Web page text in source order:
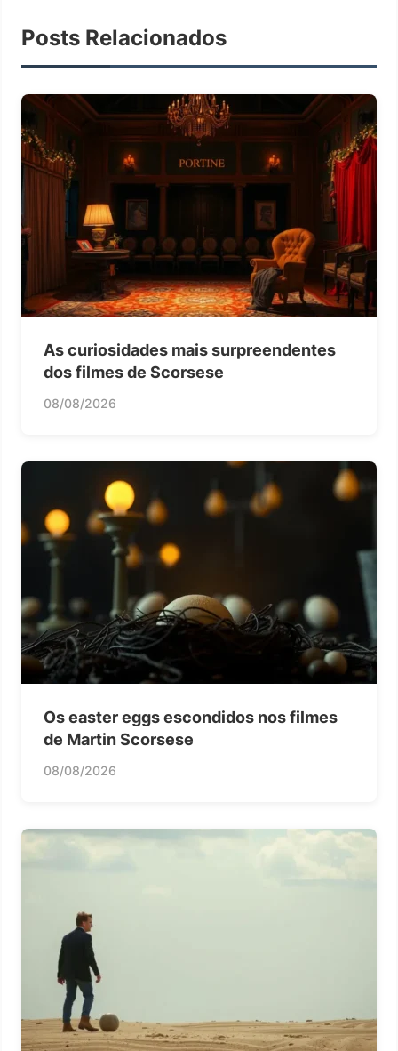
Posts Relacionados
As curiosidades mais surpreendentes
dos filmes de Scorsese
08/08/2026
Os easter eggs escondidos nos filmes
de Martin Scorsese
08/08/2026